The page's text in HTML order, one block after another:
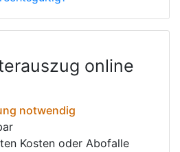
online
notwendig
Kosten oder Abofalle